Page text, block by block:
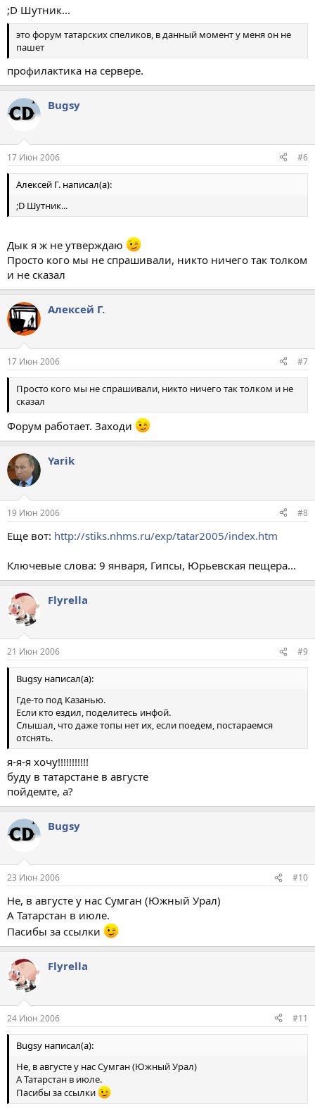
;D Шутник...
это форум татарских спеликов, в данный момент у меня он не
пашет
профилактика на сервере.
Bugsy
17 Июн 2006 #6
Алексей Г. написал(а):
;D Шутник...
Дык я ж не утверждаю
Просто кого мы не спрашивали, никто ничего так толком
и не сказал
Алексей Г.
17 Июн 2006 #7
Просто кого мы не спрашивали, никто ничего так толком и не
сказал
Форум работает. Заходи
Yarik
19 Июн 2006 #8
Еще вот: http://stiks.nhms.ru/exp/tatar2005/index.htm
Ключевые слова: 9 января, Гипсы, Юрьевская пещера...
Flyrella
21 Июн 2006 #9
Bugsy написал(а):
Где-то под Казанью.
Если кто ездил, поделитесь инфой.
Слышал, что даже топы нет их, если поедем, постараемся
отснять.
я-я-я хочу!!!!!!!!!!!
буду в татарстане в августе
пойдемте, а?
Bugsy
23 Июн 2006 #10
Не, в августе у нас Сумган (Южный Урал)
А Татарстан в июле.
Пасибы за ссылки
Flyrella
24 Июн 2006 #11
Bugsy написал(а):
Не, в августе у нас Сумган (Южный Урал)
А Татарстан в июле.
Пасибы за ссылки